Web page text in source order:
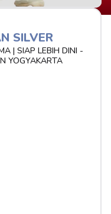
SILVER
| SIAP LEBIH DINI -
YOGYAKARTA